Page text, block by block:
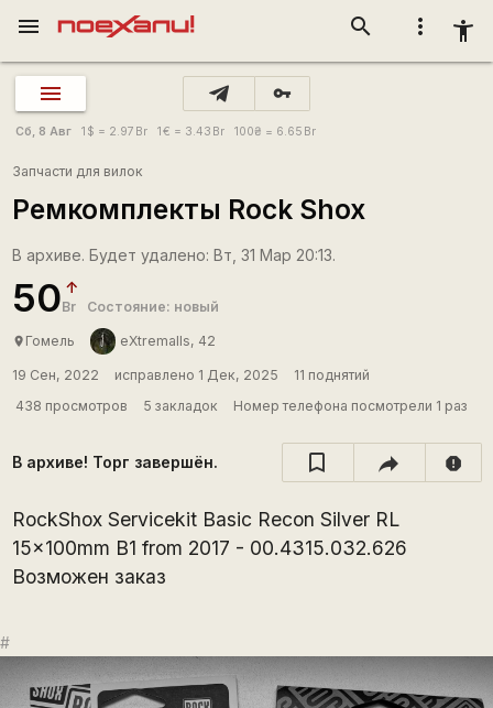
more_vert accessibility_new
search
menu
vpn_key
Сб, 8 Авг 1 $ = 2.97 Br 1€ = 3.43 Br 100₴ = 6.65 Br
Запчасти для вилок
Ремкомплекты Rock Shox
В архиве. Будет удалено: Вт, 31 Мар 20:13.
50Br Состояние: новый
place Гомель eXtremalls, 42
19 Сен, 2022 исправлено 1 Дек, 2025
11 поднятий
438 просмотров
5 закладок Номер телефона посмотрели 1 раз
В архиве! Торг завершён. report
RockShox Servicekit Basic Recon Silver RL
15x100mm B1 from 2017 - 00.4315.032.626
Возможен заказ
#